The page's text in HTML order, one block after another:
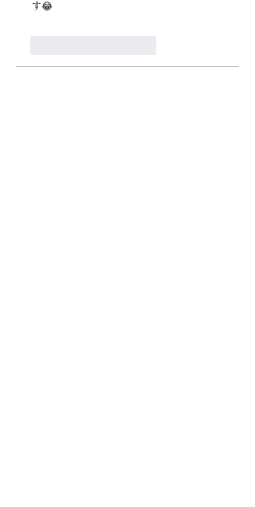
す😂